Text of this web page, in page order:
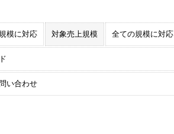
模に対応 対象売上規模 全ての規模に対応
い合わせ